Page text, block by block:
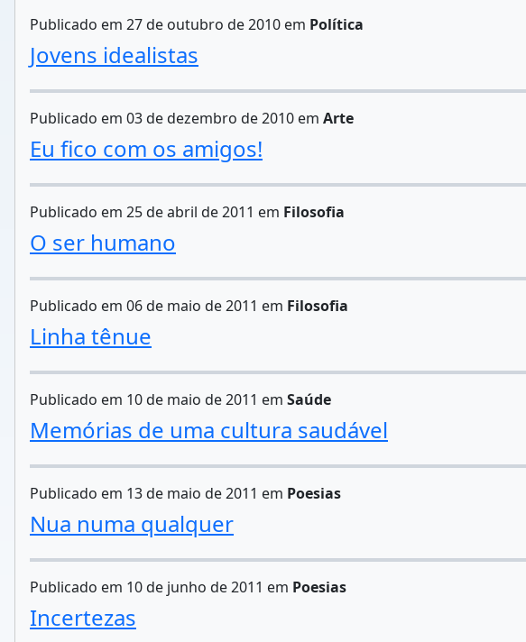
Publicado em 27 de outubro de 2010 em Política
Jovens idealistas
Publicado em 03 de dezembro de 2010 em Arte
Eu fico com os amigos!
Publicado em 25 de abril de 2011 em Filosofia
O ser humano
Publicado em 06 de maio de 2011 em Filosofia
Linha tênue
Publicado em 10 de maio de 2011 em Saúde
Memórias de uma cultura saudável
Publicado em 13 de maio de 2011 em Poesias
Nua numa qualquer
Publicado em 10 de junho de 2011 em Poesias
Incertezas